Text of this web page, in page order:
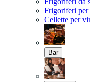
Frigoriferi da
Frigoriferi
Cellette per
Bar